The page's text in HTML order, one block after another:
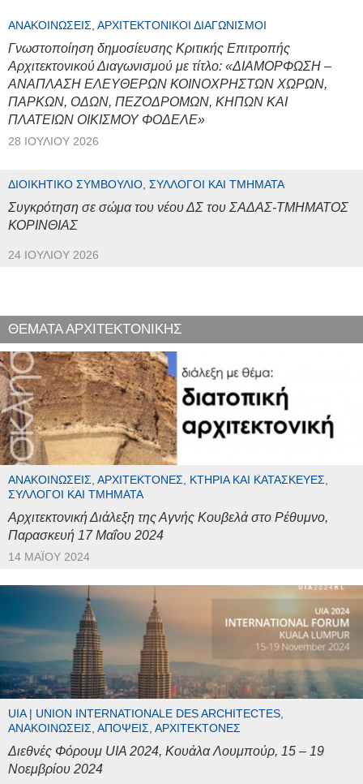
ΑΝΑΚΟΙΝΏΣΕΙΣ, ΑΡΧΙΤΕΚΤΟΝΙΚΟΊ ΔΙΑΓΩΝΙΣΜΟΊ
Γνωστοποίηση δημοσίευσης Κριτικής Επιτροπής
Αρχιτεκτονικού Διαγωνισμού με τίτλο: «ΔΙΑΜΟΡΦΩΣΗ –
ΑΝΑΠΛΑΣΗ ΕΛΕΥΘΕΡΩΝ ΚΟΙΝΟΧΡΗΣΤΩΝ ΧΩΡΩΝ,
ΠΑΡΚΩΝ, ΟΔΩΝ, ΠΕΖΟΔΡΟΜΩΝ, ΚΗΠΩΝ ΚΑΙ
ΠΛΑΤΕΙΩΝ ΟΙΚΙΣΜΟΥ ΦΟΔΕΛΕ»
28 ΙΟΥΛΊΟΥ 2026
ΔΙΟΙΚΗΤΙΚΌ ΣΥΜΒΟΎΛΙΟ, ΣΎΛΛΟΓΟΙ ΚΑΙ ΤΜΉΜΑΤΑ
Συγκρότηση σε σώμα του νέου ΔΣ του ΣΑΔΑΣ-ΤΜΗΜΑΤΟΣ
ΚΟΡΙΝΘΙΑΣ
24 ΙΟΥΛΊΟΥ 2026
ΘΕΜΑΤΑ ΑΡΧΙΤΕΚΤΟΝΙΚΗΣ
ΑΝΑΚΟΙΝΏΣΕΙΣ, ΑΡΧΙΤΈΚΤΟΝΕΣ, ΚΤΉΡΙΑ ΚΑΙ ΚΑΤΑΣΚΕΥΈΣ,
ΣΎΛΛΟΓΟΙ ΚΑΙ ΤΜΉΜΑΤΑ
Αρχιτεκτονική Διάλεξη της Αγνής Κουβελά στο Ρέθυμνο,
Παρασκευή 17 Μαΐου 2024
14 ΜΑΪ́ΟΥ 2024
UIA | UNION INTERNATIONALE DES ARCHITECTES,
ΑΝΑΚΟΙΝΏΣΕΙΣ, ΑΠΌΨΕΙΣ, ΑΡΧΙΤΈΚΤΟΝΕΣ
Διεθνές Φόρουμ UIA 2024, Κουάλα Λουμπούρ, 15 – 19
Νοεμβρίου 2024